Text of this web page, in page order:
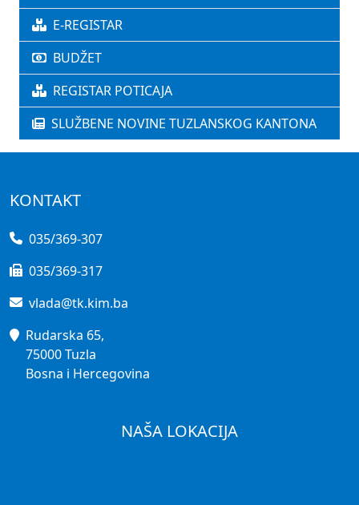
E-REGISTAR
BUDŽET
REGISTAR POTICAJA
SLUŽBENE NOVINE TUZLANSKOG KANTONA
KONTAKT
035/369-307
035/369-317
vlada@tk.kim.ba
Rudarska 65,
75000 Tuzla
Bosna i Hercegovina
NAŠA LOKACIJA